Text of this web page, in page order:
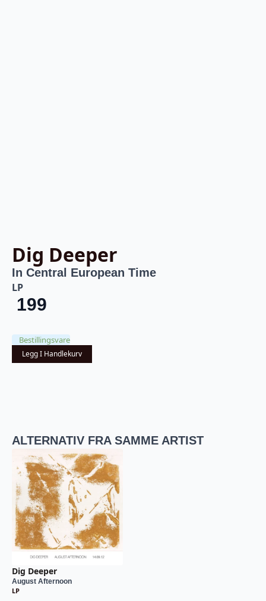
Dig Deeper
In Central European Time
LP
199
Bestillingsvare
Legg I Handlekurv
ALTERNATIV FRA SAMME ARTIST
Dig Deeper
August Afternoon
LP